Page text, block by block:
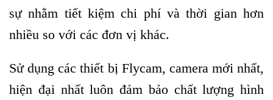
sự nhằm tiết kiệm chi phí và thời gian hơn
nhiều so với các đơn vị khác.
Sử dụng các thiết bị Flycam, camera mới nhất,
hiện đại nhất luôn đảm bảo chất lượng hình